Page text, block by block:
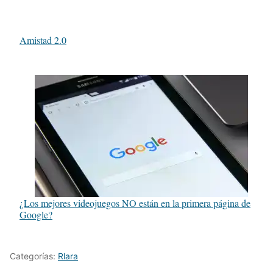
Amistad 2.0
¿Los mejores videojuegos NO están en la primera página de
Google?
Categorías: Rlara